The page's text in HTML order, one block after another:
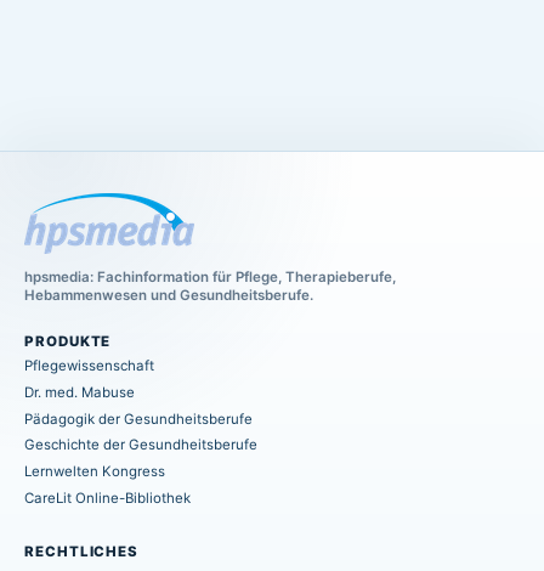
hpsmedia: Fachinformation für Pflege, Therapieberufe,
Hebammenwesen und Gesundheitsberufe.
PRODUKTE
Pflegewissenschaft
Dr. med. Mabuse
Pädagogik der Gesundheitsberufe
Geschichte der Gesundheitsberufe
Lernwelten Kongress
CareLit Online-Bibliothek
RECHTLICHES